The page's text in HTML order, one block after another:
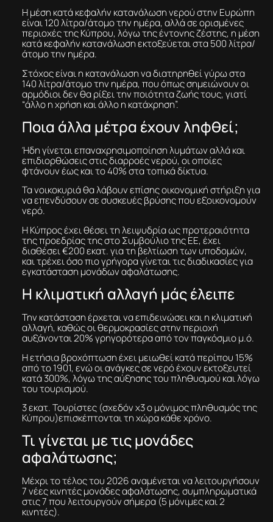
Η μέση κατά κεφαλήν κατανάλωση νερού στην Ευρώπη
είναι 120 λίτρα/άτομο την ημέρα, αλλά σε ορισμένες
περιοχές της Κύπρου, λόγω της έντονης ζέστης, η μέση
κατά κεφαλήν κατανάλωση εκτοξεύεται στα 500 λίτρα/
άτομο την ημέρα.
Στόχος είναι η κατανάλωση να διατηρηθεί γύρω στα
140 λίτρα/άτομο την ημέρα, που όπως σημειώνουν οι
αρμόδιοι δεν θα ρίξει την ποιότητα ζωής τους, γιατί
“άλλο η χρήση και άλλο η κατάχρηση”.
Ποια άλλα μέτρα έχουν ληφθεί;
Ήδη γίνεται επαναχρησιμοποίηση λυμάτων αλλά και
επιδιορθώσεις στις διαρροές νερού, οι οποίες
φτάνουν έως και το 40% στα τοπικά δίκτυα.
Τα νοικοκυριά θα λάβουν επίσης οικονομική στήριξη για
να επενδύσουν σε συσκευές βρύσης που εξοικονομούν
νερό.
Η Κύπρος έχει θέσει τη λειψυδρία ως προτεραιότητα
της προεδρίας της στο Συμβούλιο της ΕΕ, έχει
διαθέσει €200 εκατ. για τη βελτίωση των υποδομών,
και τρέχει όσο πιο γρήγορα γίνεται τις διαδικασίες για
εγκατάσταση μονάδων αφαλάτωσης.
H κλιματική αλλαγή μάς έλειπε
Την κατάσταση έρχεται να επιδεινώσει και η κλιματική
αλλαγή, καθώς οι θερμοκρασίες στην περιοχή
αυξάνονται 20% γρηγορότερα από τον παγκόσμιο μ.ό.
Η ετήσια βροχόπτωση έχει μειωθεί κατά περίπου 15%
από το 1901, ενώ οι ανάγκες σε νερό έχουν εκτοξευτεί
κατά 300%, λόγω της αύξησης του πληθυσμού και λόγω
του τουρισμού.
3 εκατ. Τουρίστες (σχεδόν x3 ο μόνιμος πληθυσμός της
Κύπρου)επισκέπτονται τη χώρα κάθε χρόνο.
Τι γίνεται με τις μονάδες
αφαλάτωσης;
Μέχρι το τέλος του 2026 αναμένεται να λειτουργήσουν
7 νέες κινητές μονάδες αφαλάτωσης, συμπληρωματικά
στις 7 που λειτουργούν σήμερα (5 μόνιμες και 2
κινητές).